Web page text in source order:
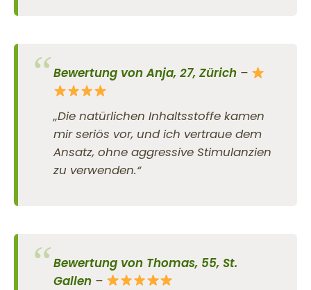
Bewertung von Anja, 27, Zürich –
„Die natürlichen Inhaltsstoffe kamen
mir seriös vor, und ich vertraue dem
Ansatz, ohne aggressive Stimulanzien
zu verwenden.“
Bewertung von Thomas, 55, St.
Gallen –